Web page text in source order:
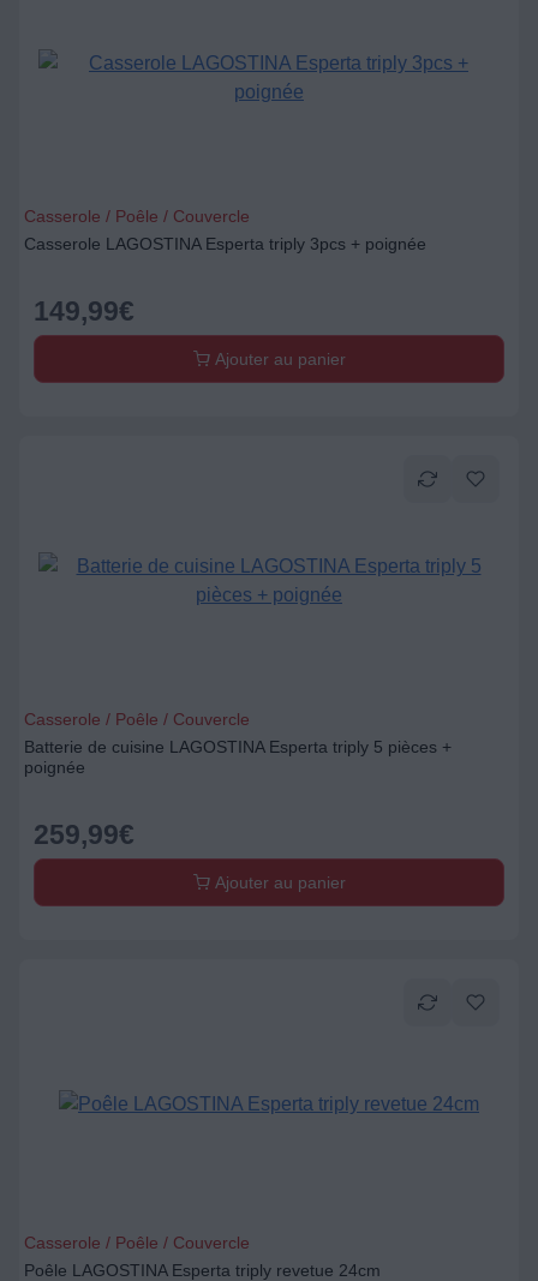
Casserole / Poêle / Couvercle
Casserole LAGOSTINA Esperta triply 3pcs + poignée
149,99€
Ajouter au panier
Casserole / Poêle / Couvercle
Batterie de cuisine LAGOSTINA Esperta triply 5 pièces +
poignée
259,99€
Ajouter au panier
Casserole / Poêle / Couvercle
Poêle LAGOSTINA Esperta triply revetue 24cm